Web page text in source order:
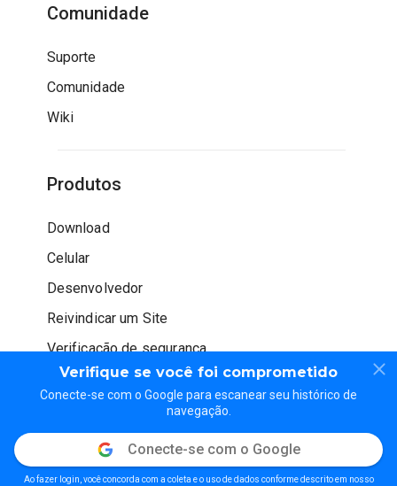
Verifique se você foi comprometido
Conecte-se com o Google para escanear seu histórico de
navegação.
Conecte-se com o Google
Ao fazer login, você concorda com a coleta e o uso de dados conforme descrito em nosso
Comunidade
Suporte
Comunidade
Wiki
Produtos
Download
Celular
Desenvolvedor
Reivindicar um Site
Verificação de segurança
© WOT Services LP. Todos os direitos reservados